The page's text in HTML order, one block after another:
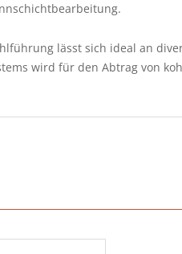
lässt sich ideal an
wird für den Abtrag von